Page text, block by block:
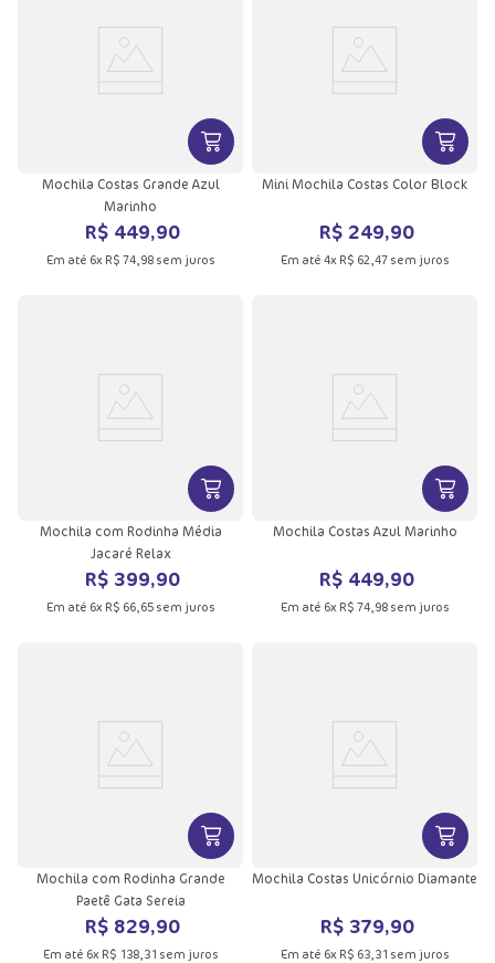
VER MAIS INFORMAÇÕES DO
Mochila Costas Grande Azul
Marinho
R$ 449,90
Em até 6x R$ 74, 98sem juros
VER
Mini Mochila Costas Color Block
R$ 249,90
Em até 4x R$ 62 47sem juros
VER MAIS INFORMAÇÕES DO
Mochila com Rodinha Média
Jacaré Relax
R$ 399,90
Em até 6x R$ 66, 65sem juros
VER
Mochila Costas Azul Marinho
R$ 449,90
Em até 6x R$ 74, 98sem juros
VER MAIS INFORMAÇÕES DO
Mochila com Rodinha Grande
Paetê Gata Sereia
R$ 829,90
Em até 6x R$ 138, 31 sem juros
VER
Mochila Costas Unicórnio Diamante
R$ 379,90
Em até 6x R$ 63, 31 sem juros